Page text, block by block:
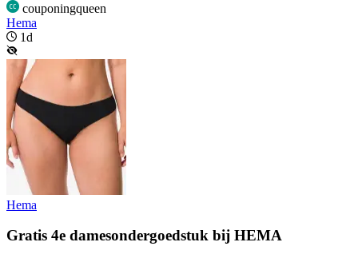
couponingqueen
Hema
1d
Hema
Gratis 4e damesondergoedstuk bij HEMA